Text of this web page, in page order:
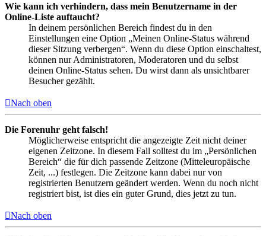
Wie kann ich verhindern, dass mein Benutzername in der
Online-Liste auftaucht?
In deinem persönlichen Bereich findest du in den
Einstellungen eine Option „Meinen Online-Status während
dieser Sitzung verbergen“. Wenn du diese Option einschaltest,
können nur Administratoren, Moderatoren und du selbst
deinen Online-Status sehen. Du wirst dann als unsichtbarer
Besucher gezählt.
Nach oben
Die Forenuhr geht falsch!
Möglicherweise entspricht die angezeigte Zeit nicht deiner
eigenen Zeitzone. In diesem Fall solltest du im „Persönlichen
Bereich“ die für dich passende Zeitzone (Mitteleuropäische
Zeit, ...) festlegen. Die Zeitzone kann dabei nur von
registrierten Benutzern geändert werden. Wenn du noch nicht
registriert bist, ist dies ein guter Grund, dies jetzt zu tun.
Nach oben